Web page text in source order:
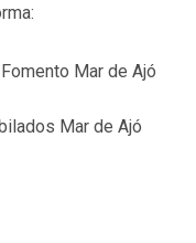
Mar de Ajó
Mar de Ajó